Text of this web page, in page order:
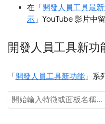
在「 開發人員工具最
示」YouTube 影片中留
開發人員工具新功
「 開發人員工具新功能」系